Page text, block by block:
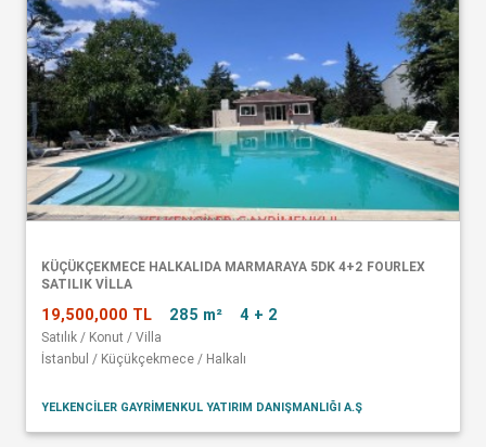
KÜÇÜKÇEKMECE HALKALIDA MARMARAYA 5DK 4+2 FOURLEX
SATILIK VİLLA
19,500,000 TL 285 m² 4 + 2
Satılık / Konut / Villa
İstanbul / Küçükçekmece / Halkalı
YELKENCİLER GAYRİMENKUL YATIRIM DANIŞMANLIĞI A.Ş